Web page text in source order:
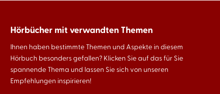
Hörbücher mit verwandten Themen
Ihnen haben bestimmte Themen und Aspekte in diesem
Hörbuch besonders gefallen? Klicken Sie auf das für Sie
spannende Thema und lassen Sie sich von unseren
Empfehlungen inspirieren!